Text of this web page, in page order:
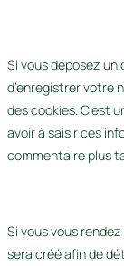
Si vous déposez
d’enregistrer votre
des cookies. C’est
avoir à saisir ces
commentaire plus
Si vous vous
sera créé afin de